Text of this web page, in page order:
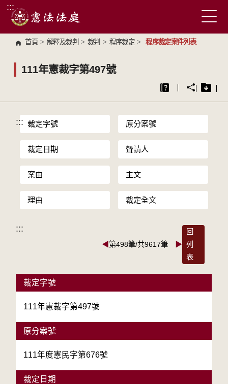
跳到主要內容區塊
:::
首頁 > 解釋及裁判 > 裁判 > 程序裁定 > 程序裁定案件列表
111年憲裁字第497號
::: 裁定字號 原分案號
裁定日期 聲請人
案由 主文
理由 裁定全文
:::
◀第498筆/共9617筆 ▶
回
列
表
裁定字號
111年憲裁字第497號
原分案號
111年度憲民字第676號
裁定日期